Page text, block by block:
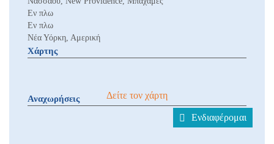
Εν πλω
Εν πλω
Νέα Υόρκη, Αμερική
Χάρτης
Δείτε τον χάρτη
Αναχωρήσεις
Ενδιαφέρομαι